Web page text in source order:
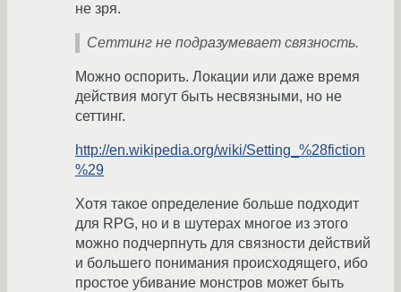
не зря.
Сеттинг не подразумевает связность.
Можно оспорить. Локации или даже время
действия могут быть несвязными, но не
сеттинг.
http://en.wikipedia.org/wiki/Setting_%28fiction
%29
Хотя такое определение больше подходит
для RPG, но и в шутерах многое из этого
можно подчерпнуть для связности действий
и большего понимания происходящего, ибо
простое убивание монстров может быть